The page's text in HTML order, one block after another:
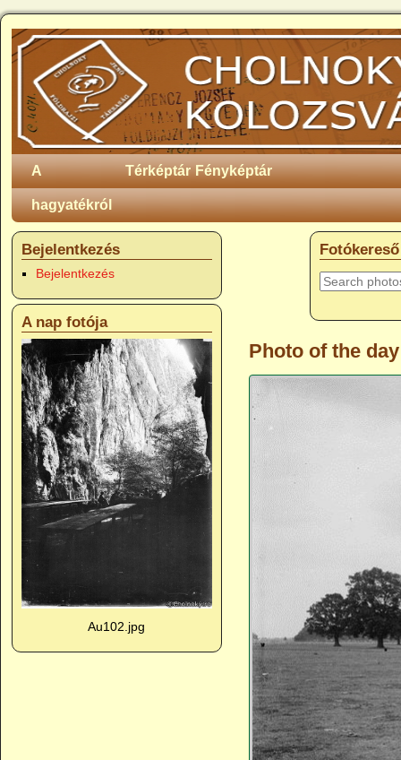
A
hagyatékról
Térképtár Fényképtár
Fotókereső
Photo of the day
Bejelentkezés
Bejelentkezés
A nap fotója
Au102.jpg